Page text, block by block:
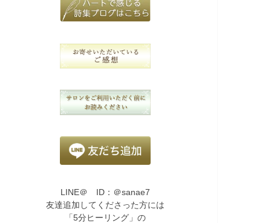
LINE＠ ID：＠sanae7
友達追加してくださった方には
「5分ヒーリング」の